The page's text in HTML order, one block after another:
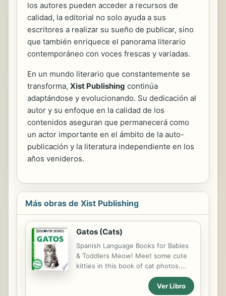
los autores pueden acceder a recursos de
calidad, la editorial no solo ayuda a sus
escritores a realizar su sueño de publicar, sino
que también enriquece el panorama literario
contemporáneo con voces frescas y variadas.
En un mundo literario que constantemente se
transforma, Xist Publishing continúa
adaptándose y evolucionando. Su dedicación al
autor y su enfoque en la calidad de los
contenidos aseguran que permanecerá como
un actor importante en el ámbito de la auto-
publicación y la literatura independiente en los
años venideros.
Más obras de Xist Publishing
Gatos (Cats)
Spanish Language Books for Babies
& Toddlers Meow! Meet some cute
kitties in this book of cat photos.
Featuring a short sentence beneath
each full-color photo, young children
Ver Libro